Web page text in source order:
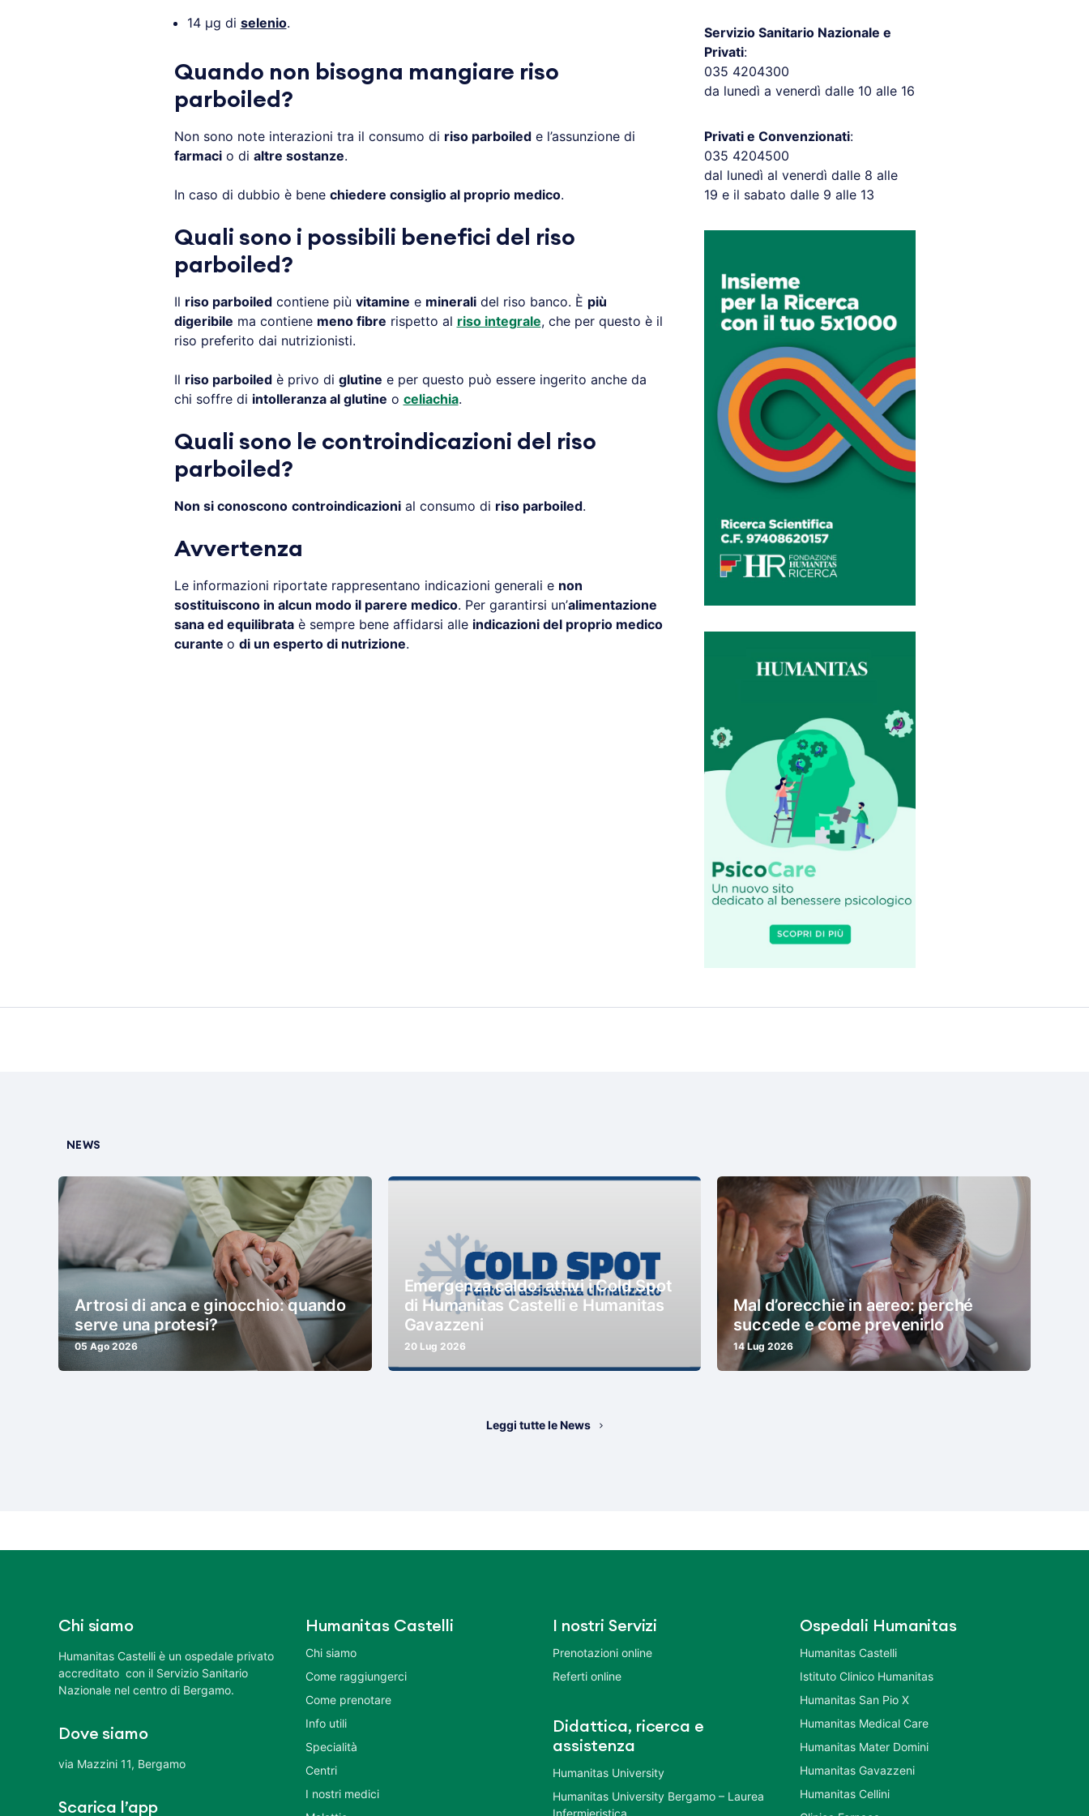
14 µg di selenio.
Quando non bisogna mangiare riso
parboiled?
Non sono note interazioni tra il consumo di riso parboilede l’assunzione di
farmacio di altre sostanze.
In caso di dubbio è bene chiedere consiglio al proprio medico.
Quali sono i possibili benefici del riso
parboiled?
Il riso parboiledcontiene più vitamine e mineralidel riso banco. È più
digeribile ma contiene meno fibre rispetto al riso integrale, che per questo è il
riso preferito dai nutrizionisti.
Il riso parboiledè privo di glutine e per questo può essere ingerito anche da
chi soffre di intolleranza al glutine o celiachia.
Quali sono le controindicazioni del riso
parboiled?
Non si conoscono controindicazionial consumo di riso parboiled.
Avvertenza
Le informazioni riportate rappresentano indicazioni generali e non
sostituiscono in alcun modo il parere medico. Per garantirsi un’alimentazione
sana ed equilibrataè sempre bene affidarsi alle indicazioni del proprio medico
curante o di un esperto di nutrizione.
Servizio Sanitario Nazionale e
Privati:
035 4204300
da lunedì a venerdì dalle 10 alle 16
Privati e Convenzionati:
035 4204500
dal lunedì al venerdì dalle 8 alle
19 e il sabato dalle 9 alle 13
NEWS
Artrosi di anca e ginocchio: quando
serve una protesi?
05 Ago 2026
Emergenza caldo: attivi i Cold Spot
di Humanitas Castelli e Humanitas
Gavazzeni
20 Lug 2026
Mal d’orecchie in aereo: perché
succede e come prevenirlo
14 Lug 2026
Leggi tutte le News
Chi siamo
Humanitas Castelli è un ospedale privato
accreditato con il Servizio Sanitario
Nazionale nel centro di Bergamo.
Dove siamo
via Mazzini 11, Bergamo
Scarica l’app
Humanitas Castelli
Chi siamo
Come raggiungerci
Come prenotare
Info utili
Specialità
Centri
I nostri medici
I nostri Servizi
Prenotazioni online
Referti online
Didattica, ricerca e
assistenza
Humanitas University
Humanitas University Bergamo – Laurea
Infermieristica
Ospedali Humanitas
Humanitas Castelli
Istituto Clinico Humanitas
Humanitas San Pio X
Humanitas Medical Care
Humanitas Mater Domini
Humanitas Gavazzeni
Humanitas Cellini